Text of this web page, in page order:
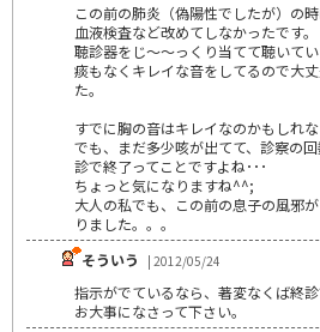
この前の肺炎（偽陽性でしたが）の
血液検査など改めてしなかったです。
聴診器をじ～～っくり当てて聴いてい
痰もなくキレイな音をしてるので大
た。
すでに胸の音はキレイなのかもしれな
でも、まだ多少咳が出てて、診察の
診で終了ってことですよね･･･
ちょっと気になりますね^^;
大人の私でも、この前の息子の風邪
りました。。。
そういう
| 2012/05/24
指示がでているなら、著変なくば終診
お大事になさって下さい。